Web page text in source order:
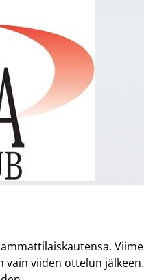
vain viiden ottelun